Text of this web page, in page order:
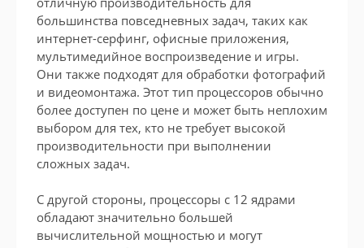
большинства повседневных задач, таких как
интернет-серфинг, офисные приложения,
мультимедийное воспроизведение и игры.
Они также подходят для обработки фотографий
и видеомонтажа. Этот тип процессоров обычно
более доступен по цене и может быть неплохим
выбором для тех, кто не требует высокой
производительности при выполнении
сложных задач.
С другой стороны, процессоры с 12 ядрами
обладают значительно большей
вычислительной мощностью и могут